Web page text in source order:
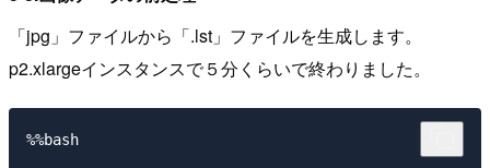
「jpg」ファイルから「.lst」ファイルを生成します。
p2.xlargeインスタンスで５分くらいで終わりました。
%%bash